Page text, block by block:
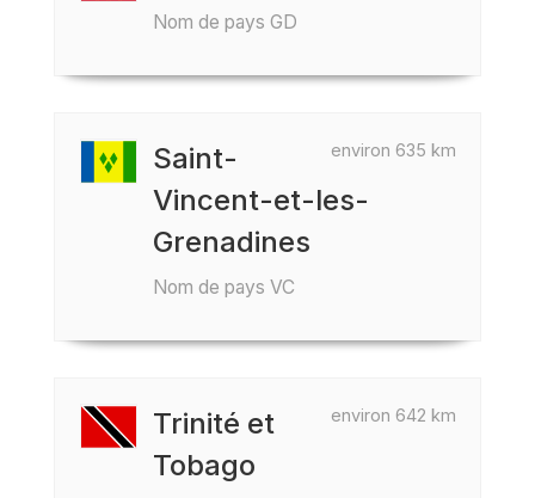
Nom de pays GD
environ 635 km
Saint-
Vincent-et-les-
Grenadines
Nom de pays VC
environ 642 km
Trinité et
Tobago